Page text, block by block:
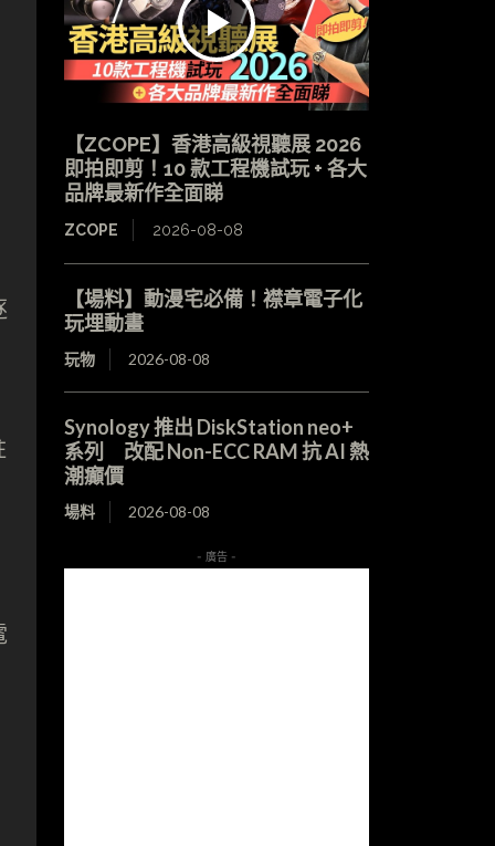
【ZCOPE】香港高級視聽展 2026
即拍即剪！10 款工程機試玩 + 各大
品牌最新作全面睇
ZCOPE 2026-08-08
【場料】動漫宅必備！襟章電子化
玩埋動畫
玩物 2026-08-08
Synology 推出 DiskStation neo+
系列 改配 Non-ECC RAM 抗 AI 熱
潮癲價
場料 2026-08-08
- 廣告 -